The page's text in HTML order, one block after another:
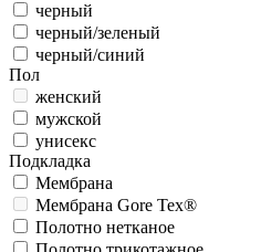
черный
черный/зеленый
черный/синий
Пол
женский
мужской
унисекс
Подкладка
Мембрана
Мембрана Gore Tex®
Полотно нетканое